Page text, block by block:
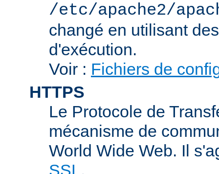
/etc/apache2/
changé en utilisant
d'exécution.
Voir : Fichiers de
HTTPS
Le Protocole de
mécanisme de
World Wide Web. Il
SSL.